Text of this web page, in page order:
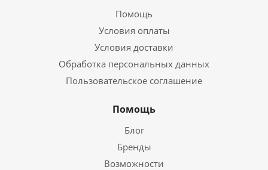
Помощь
Условия оплаты
Условия доставки
Обработка персональных данных
Пользовательское соглашение
Помощь
Блог
Бренды
Возможности